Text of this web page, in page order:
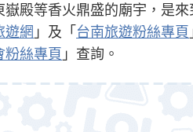
殿等香火鼎盛的廟宇，是
遊網 」及「台南旅遊粉絲專頁
粉絲專頁 」查詢。